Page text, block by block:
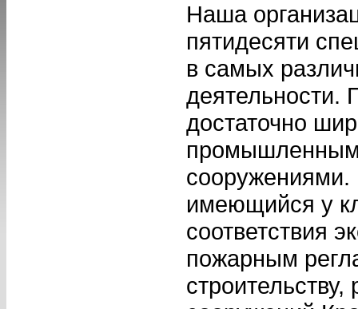
Наша
пятидесяти
в самых
деятельности.
достаточно
имеющийся у
соответствия
пожарным